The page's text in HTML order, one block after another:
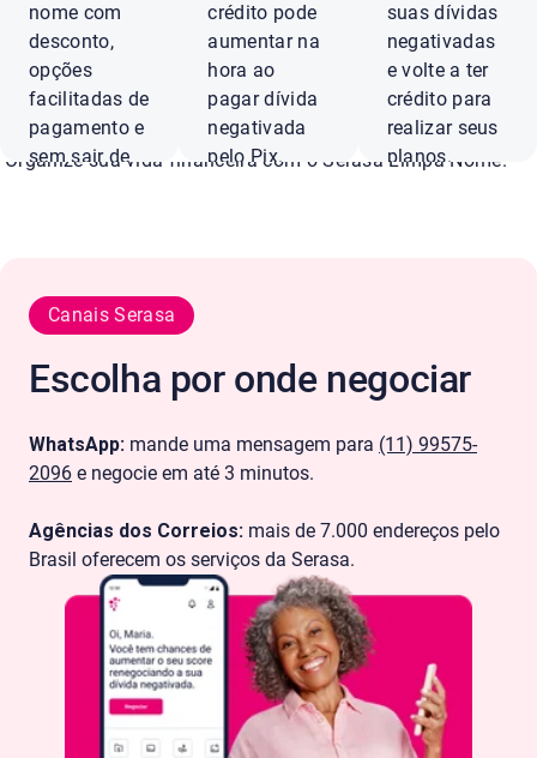
Unimed com até
de desconto
Organize sua vida financeira com o Serasa Limpa Nome.
Conferir ofertas
nome com
desconto,
opções
facilitadas de
pagamento e
sem sair de
crédito pode
aumentar na
hora ao
pagar dívida
negativada
pelo Pix.
suas dívidas
negativadas
e volte a ter
crédito para
realizar seus
planos.
Canais Serasa
Escolha por onde negociar
WhatsApp: mande uma mensagem para (11) 99575-
2096 e negocie em até 3 minutos.
Agências dos Correios: mais de 7.000 endereços pelo
Brasil oferecem os serviços da Serasa.